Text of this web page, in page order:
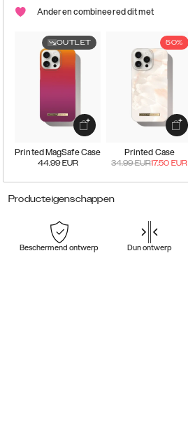
Anderen combineered dit met
OUTLET
Printed MagSafe Case
44.99 EUR
50%
Printed Case
34.99EUR17.50 EUR
Producteigenschappen
Beschermend ontwerp Dun ontwerp